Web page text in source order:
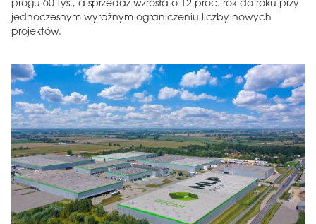
progu 60 tys., a sprzedaż wzrosła o 12 proc. rok do roku przy
jednoczesnym wyraźnym ograniczeniu liczby nowych
projektów.